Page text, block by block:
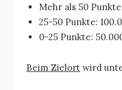
Mehr als 50
25-50 Punkte:
0-25 Punkte:
Beim Zielort wird